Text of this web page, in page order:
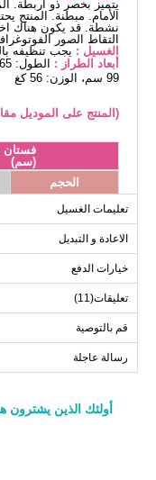
يتميز بخصر ذو أربطة.
الأمام. مبطنة. المنتج
نشطة. قد يكون هناك
التقاط الصور
الغسيل : يجب تنظيفه
أبعاد الطراز :
99 سم، الوزن: 56 كغ
(المنتج على الموديل مقاس
فستان
(سم)
الحجم
38
42
تعليمات الغسيل
الاعادة و التبديل
خيارات الدفع
تعليقات(11)
قم بالتوصية
رسالة عاجلة
أولئك الذين يشترون